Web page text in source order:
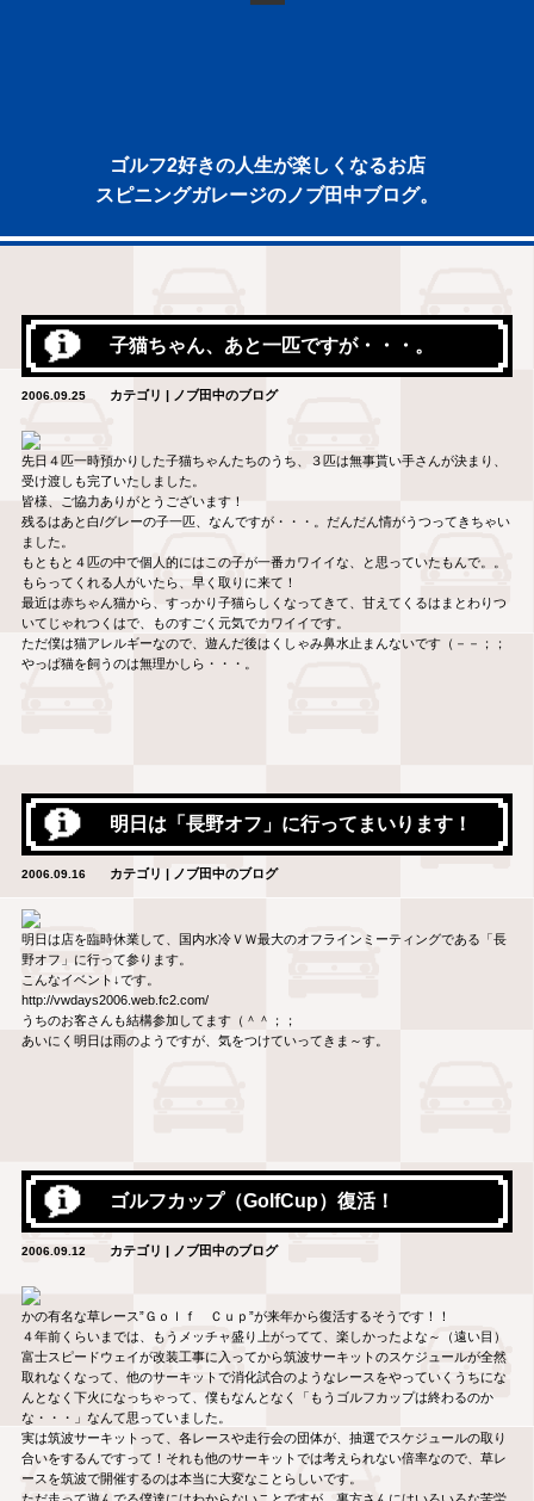
ゴルフ2好きの人生が楽しくなるお店
スピニングガレージのノブ田中ブログ。
子猫ちゃん、あと一匹ですが・・・。
2006.09.25 カテゴリ | ノブ田中のブログ
先日４匹一時預かりした子猫ちゃんたちのうち、３匹は無事貰い手さんが決まり、
受け渡しも完了いたしました。
皆様、ご協力ありがとうございます！
残るはあと白/グレーの子一匹、なんですが・・・。だんだん情がうつってきちゃい
ました。
もともと４匹の中で個人的にはこの子が一番カワイイな、と思っていたもんで。。
もらってくれる人がいたら、早く取りに来て！
最近は赤ちゃん猫から、すっかり子猫らしくなってきて、甘えてくるはまとわりつ
いてじゃれつくはで、ものすごく元気でカワイイです。
ただ僕は猫アレルギーなので、遊んだ後はくしゃみ鼻水止まんないです（－－；；
やっぱ猫を飼うのは無理かしら・・・。
明日は「長野オフ」に行ってまいります！
2006.09.16 カテゴリ | ノブ田中のブログ
明日は店を臨時休業して、国内水冷ＶＷ最大のオフラインミーティングである「長
野オフ」に行って参ります。
こんなイベント↓です。
http://vwdays2006.web.fc2.com/
うちのお客さんも結構参加してます（＾＾；；
あいにく明日は雨のようですが、気をつけていってきま～す。
ゴルフカップ（GolfCup）復活！
2006.09.12 カテゴリ | ノブ田中のブログ
かの有名な草レース”Ｇｏｌｆ Ｃｕｐ”が来年から復活するそうです！！
４年前くらいまでは、もうメッチャ盛り上がってて、楽しかったよな～（遠い目）
富士スピードウェイが改装工事に入ってから筑波サーキットのスケジュールが全然
取れなくなって、他のサーキットで消化試合のようなレースをやっていくうちにな
んとなく下火になっちゃって、僕もなんとなく「もうゴルフカップは終わるのか
な・・・」なんて思っていました。
実は筑波サーキットって、各レースや走行会の団体が、抽選でスケジュールの取り
合いをするんですって！それも他のサーキットでは考えられない倍率なので、草レ
ースを筑波で開催するのは本当に大変なことらしいです。
ただ走って遊んでる僕達にはわからないことですが、裏方さんにはいろいろな苦労